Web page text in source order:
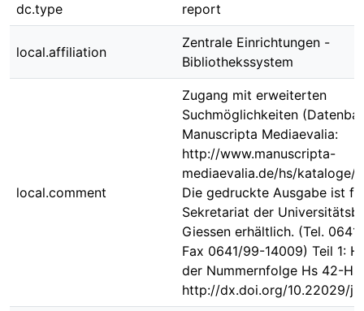
dc.type report
local.affiliation
Zentrale Einrichtungen -
Bibliothekssystem
local.comment
Zugang mit erweiterten
Suchmöglichkeiten
Manuscripta Mediaevalia:
http://www.manuscripta-
mediaevalia.de/hs/kataloge/
Die gedruckte Ausgabe ist
Sekretariat der
Giessen erhältlich. (Tel.
Fax 0641/99-14009) Teil 1:
der Nummernfolge Hs 42-Hs
http://dx.doi.org/10.22029/